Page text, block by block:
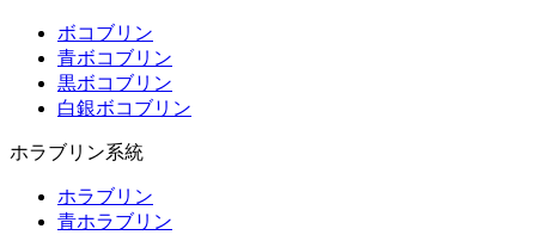
ボコブリン
青ボコブリン
黒ボコブリン
白銀ボコブリン
ホラブリン系統
ホラブリン
青ホラブリン